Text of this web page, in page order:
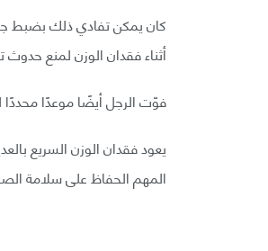
كان يمكن تفادي ذلك بضبط
أثناء فقدان الوزن لمنع
فوّت الرجل أيضًا موعدًا
يعود فقدان الوزن السريع
المهم الحفاظ على سلامة